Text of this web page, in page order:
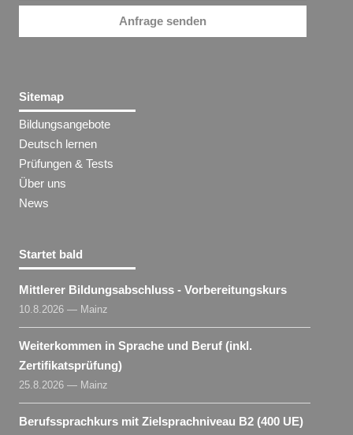
Anfrage senden
Sitemap
Bildungsangebote
Deutsch lernen
Prüfungen & Tests
Über uns
News
Startet bald
Mittlerer Bildungsabschluss - Vorbereitungskurs
10.8.2026 — Mainz
Weiterkommen in Sprache und Beruf (inkl.
Zertifikatsprüfung)
25.8.2026 — Mainz
Berufssprachkurs mit Zielsprachniveau B2 (400 UE)